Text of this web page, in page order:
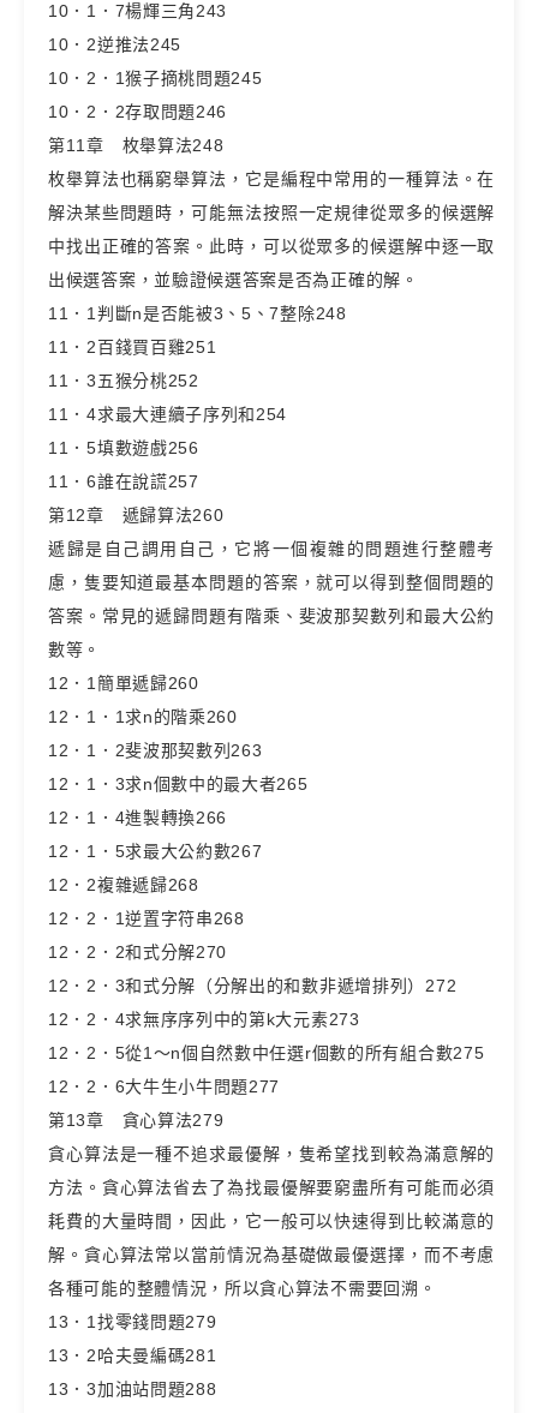
10．1．7楊輝三角243
10．2逆推法245
10．2．1猴子摘桃問題245
10．2．2存取問題246
第11章 枚舉算法248
枚舉算法也稱窮舉算法，它是編程中常用的一種算法。在
解決某些問題時，可能無法按照一定規律從眾多的候選解
中找出正確的答案。此時，可以從眾多的候選解中逐一取
出候選答案，並驗證候選答案是否為正確的解。
11．1判斷n是否能被3、5、7整除248
11．2百錢買百雞251
11．3五猴分桃252
11．4求最大連續子序列和254
11．5填數遊戲256
11．6誰在說謊257
第12章 遞歸算法260
遞歸是自己調用自己，它將一個複雜的問題進行整體考
慮，隻要知道最基本問題的答案，就可以得到整個問題的
答案。常見的遞歸問題有階乘、斐波那契數列和最大公約
數等。
12．1簡單遞歸260
12．1．1求n的階乘260
12．1．2斐波那契數列263
12．1．3求n個數中的最大者265
12．1．4進製轉換266
12．1．5求最大公約數267
12．2複雜遞歸268
12．2．1逆置字符串268
12．2．2和式分解270
12．2．3和式分解（分解出的和數非遞增排列）272
12．2．4求無序序列中的第k大元素273
12．2．5從1～n個自然數中任選r個數的所有組合數275
12．2．6大牛生小牛問題277
第13章 貪心算法279
貪心算法是一種不追求最優解，隻希望找到較為滿意解的
方法。貪心算法省去了為找最優解要窮盡所有可能而必須
耗費的大量時間，因此，它一般可以快速得到比較滿意的
解。貪心算法常以當前情況為基礎做最優選擇，而不考慮
各種可能的整體情況，所以貪心算法不需要回溯。
13．1找零錢問題279
13．2哈夫曼編碼281
13．3加油站問題288